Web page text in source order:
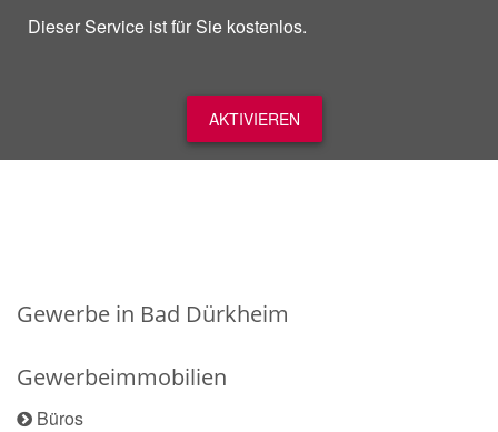
Dieser Service ist für Sie kostenlos.
AKTIVIEREN
Gewerbe in Bad Dürkheim
Gewerbeimmobilien
Büros